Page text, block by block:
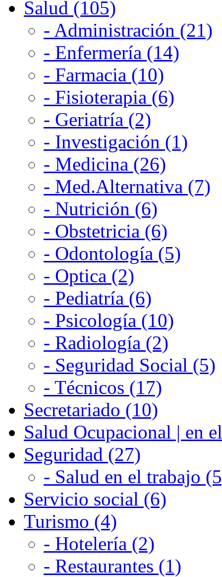
Salud (105)
- Administración (21)
- Enfermería (14)
- Farmacia (10)
- Fisioterapia (6)
- Geriatría (2)
- Investigación (1)
- Medicina (26)
- Med.Alternativa (7)
- Nutrición (6)
- Obstetricia (6)
- Odontología (5)
- Optica (2)
- Pediatría (6)
- Psicología (10)
- Radiología (2)
- Seguridad Social (5)
- Técnicos (17)
Secretariado (10)
Salud Ocupacional | en
Seguridad (27)
- Salud en el trabajo
Servicio social (6)
Turismo (4)
- Hotelería (2)
- Restaurantes (1)